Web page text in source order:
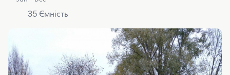
35 Ємність